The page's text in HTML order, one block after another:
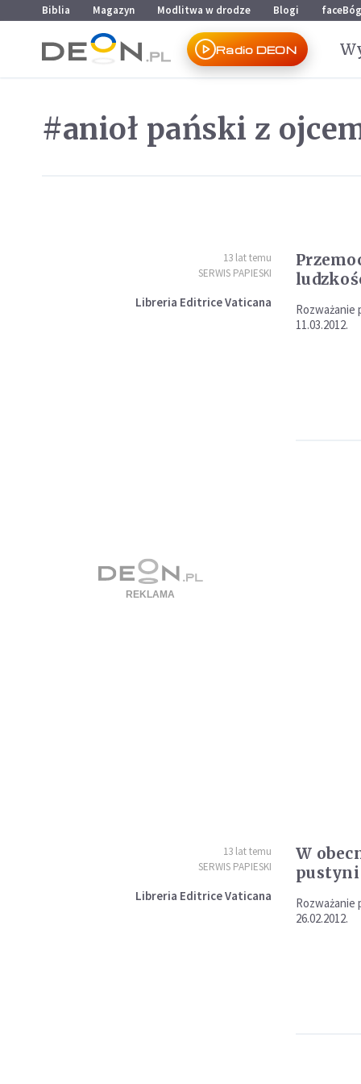
Przejdź do menu głównego
Przejdź do treści
Biblia Magazyn Modlitwa w drodze Blogi faceBóg
Radio DEON
#anioł pański z
13 lat temu
SERWIS PAPIESKI
Libreria Editrice Vaticana
Rozważanie
11.03.2012.
13 lat temu
SERWIS PAPIESKI
Libreria Editrice Vaticana
W
pustyni
Rozważanie
26.02.2012.